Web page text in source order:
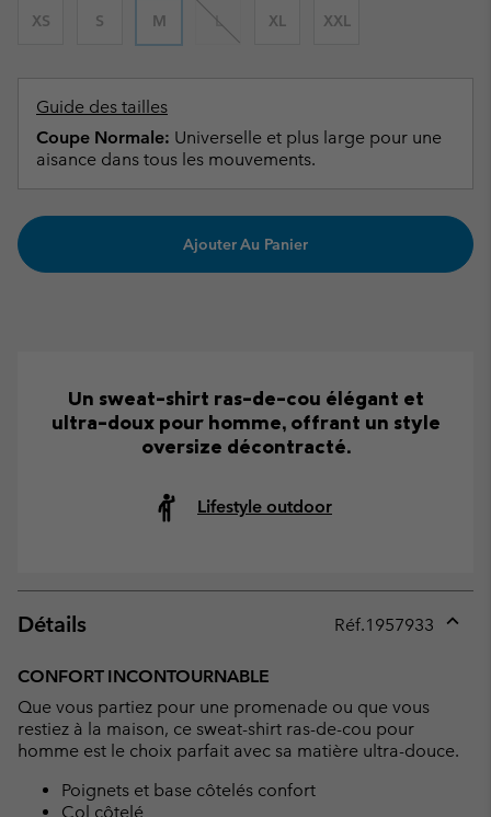
XS S M L XL XXL
Guide des tailles
Coupe Normale: Universelle et plus large pour une
aisance dans tous les mouvements.
Ajouter Au Panier
Un sweat-shirt ras-de-cou élégant et
ultra-doux pour homme, offrant un style
oversize décontracté.
Lifestyle outdoor
Détails Réf.1957933
CONFORT INCONTOURNABLE
Que vous partiez pour une promenade ou que vous
restiez à la maison, ce sweat-shirt ras-de-cou pour
homme est le choix parfait avec sa matière ultra-douce.
Poignets et base côtelés confort
Col côtelé